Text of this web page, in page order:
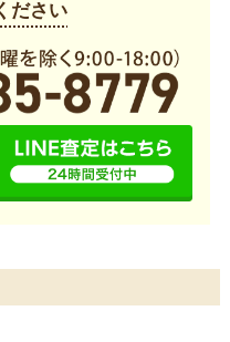
ださい